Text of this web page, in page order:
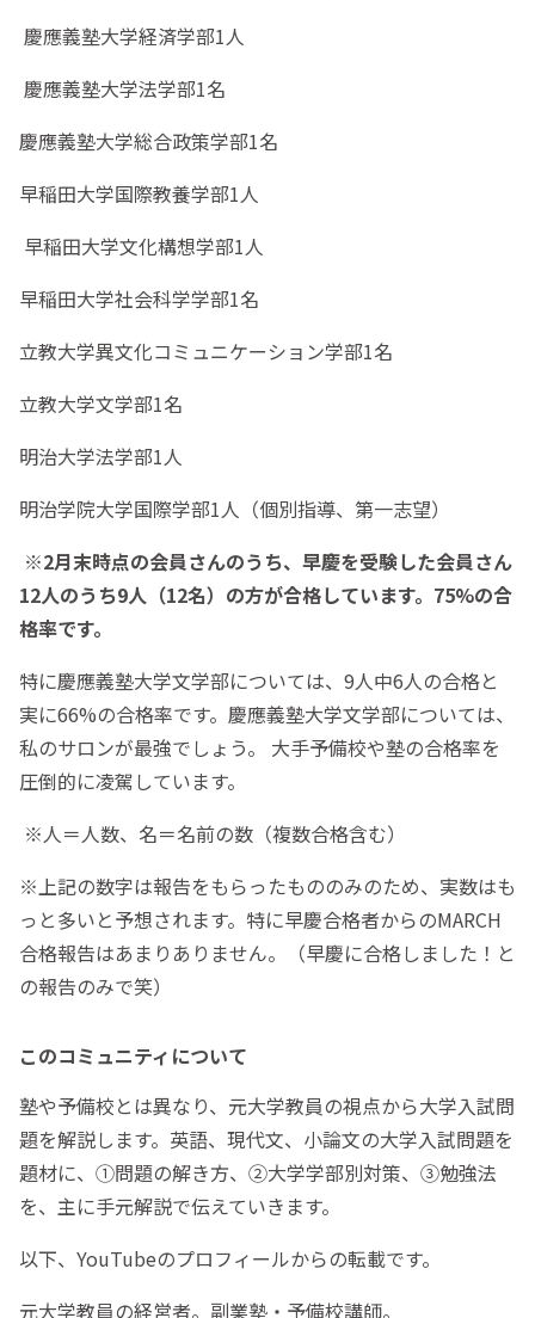
慶應義塾大学経済学部1人
慶應義塾大学法学部1名
慶應義塾大学総合政策学部1名
早稲田大学国際教養学部1人
早稲田大学文化構想学部1人
早稲田大学社会科学学部1名
立教大学異文化コミュニケーション学部1名
立教大学文学部1名
明治大学法学部1人
明治学院大学国際学部1人（個別指導、第一志望）
※2月末時点の会員さんのうち、早慶を受験した会員さん
12人のうち9人（12名）の方が合格しています。75%の合
格率です。
特に慶應義塾大学文学部については、9人中6人の合格と
実に66%の合格率です。慶應義塾大学文学部については、
私のサロンが最強でしょう。 大手予備校や塾の合格率を
圧倒的に凌駕しています。
※人＝人数、名＝名前の数（複数合格含む）
※上記の数字は報告をもらったもののみのため、実数はも
っと多いと予想されます。特に早慶合格者からのMARCH
合格報告はあまりありません。（早慶に合格しました！と
の報告のみで笑）
このコミュニティについて
塾や予備校とは異なり、元大学教員の視点から大学入試問
題を解説します。英語、現代文、小論文の大学入試問題を
題材に、①問題の解き方、②大学学部別対策、③勉強法
を、主に手元解説で伝えていきます。
以下、YouTubeのプロフィールからの転載です。
元大学教員の経営者。副業塾・予備校講師。